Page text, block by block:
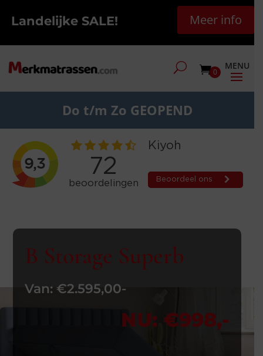
Landelijke SALE! Meer info
0
Do t/m Zo GEOPEND
B Storage Superb
Van: €2.595,00-
NU: €998,-